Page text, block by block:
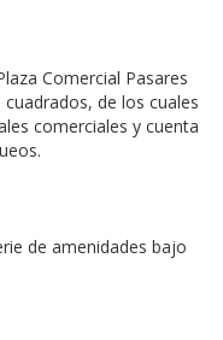
Comercial Pasares
de los cuales
comerciales y cuenta
de amenidades bajo